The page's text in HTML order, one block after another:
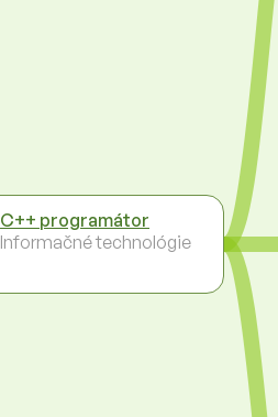
C++ programátor
Informačné technológie